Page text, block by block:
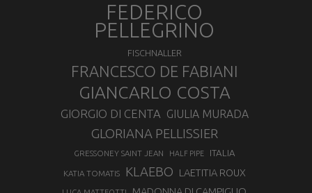
FEDERICO
PELLEGRINO
FISCHNALLER
FRANCESCO DE FABIANI
GIANCARLO COSTA
GIORGIO DI CENTA GIULIA MURADA
GLORIANA PELLISSIER
GRESSONEY SAINT JEAN HALF PIPE ITALIA
KATIA TOMATIS KLAEBO LAETITIA ROUX